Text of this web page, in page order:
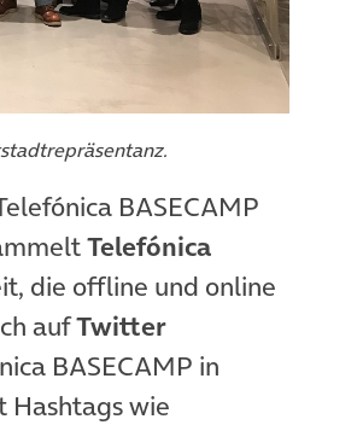
BASECAMP
Telefónica
die offline und online
aufTwitter
BASECAMP in
Hashtags wie